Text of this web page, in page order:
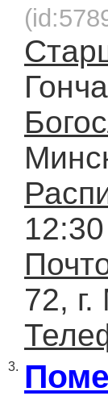
12:30
72,
3.